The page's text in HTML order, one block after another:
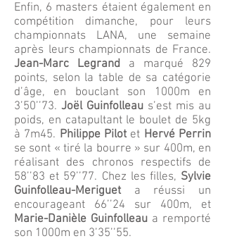
Enfin, 6 masters étaient également en
compétition dimanche, pour leurs
championnats LANA, une semaine
après leurs championnats de France.
Jean-Marc Legrand a marqué 829
points, selon la table de sa catégorie
d’âge, en bouclant son 1000m en
3’50’’73. Joël Guinfolleau s’est mis au
poids, en catapultant le boulet de 5kg
à 7m45. Philippe Pilotet Hervé Perrin
se sont « tiré la bourre » sur 400m, en
réalisant des chronos respectifs de
58’’83 et 59’’77. Chez les filles, Sylvie
Guinfolleau-Merigueta réussi un
encourageant 66’’24 sur 400m, et
Marie-Danièle Guinfolleau a remporté
son 1000m en 3’35’’55.